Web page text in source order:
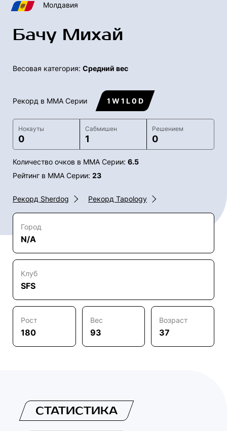
Молдавия
Бачу Михай
Весовая категория: Средний вес
Рекорд в ММА Серии 1 W 1 L 0 D
Нокауты
0
Сабмишен
1
Решением
0
Количество очков в ММА Серии: 6.5
Рейтинг в ММА Серии: 23
Рекорд Sherdog Рекорд Tapology
Город
N/A
Клуб
SFS
Рост
180
Вес
93
Возраст
37
СТАТИСТИКА